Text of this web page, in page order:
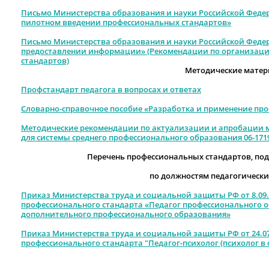
Письмо Министерства образования и науки Российской
пилотном введении профессиональных стандартов»
Письмо Министерства образования и науки Российской
предоставлении информации» (Рекомендации по
стандартов)
Методические
Профстандарт педагога в вопросах и ответах
Словарно-справочное пособие «Разработка и применение
Методические рекомендации по актуализации и апробации
для системы среднего профессионального образования 06-
Перечень профессиональных стандартов,
по должностям
Приказ Министерства труда и социальной защиты РФ от
профессионального стандарта «Педагог
дополнительного профессионального образования»
Приказ Министерства труда и социальной защиты РФ от
профессионального стандарта "Педагог-психолог (психолог